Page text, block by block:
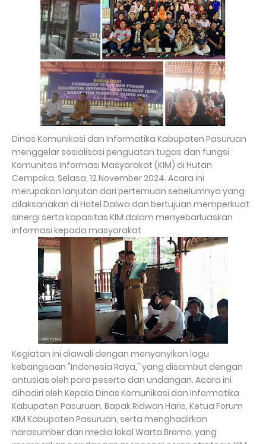
Dinas Komunikasi dan Informatika Kabupaten Pasuruan
menggelar sosialisasi penguatan tugas dan fungsi
Komunitas Informasi Masyarakat (KIM) di Hutan
Cempaka, Selasa, 12 November 2024. Acara ini
merupakan lanjutan dari pertemuan sebelumnya yang
dilaksanakan di Hotel Dalwa dan bertujuan memperkuat
sinergi serta kapasitas KIM dalam menyebarluaskan
informasi kepada masyarakat.
Kegiatan ini diawali dengan menyanyikan lagu
kebangsaan "Indonesia Raya," yang disambut dengan
antusias oleh para peserta dan undangan. Acara ini
dihadiri oleh Kepala Dinas Komunikasi dan Informatika
Kabupaten Pasuruan, Bapak Ridwan Haris, Ketua Forum
KIM Kabupaten Pasuruan, serta menghadirkan
narasumber dari media lokal Warta Bromo, yang